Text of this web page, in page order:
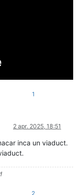
1
2 apr. 2025, 18:51
inca un viaduct.
2